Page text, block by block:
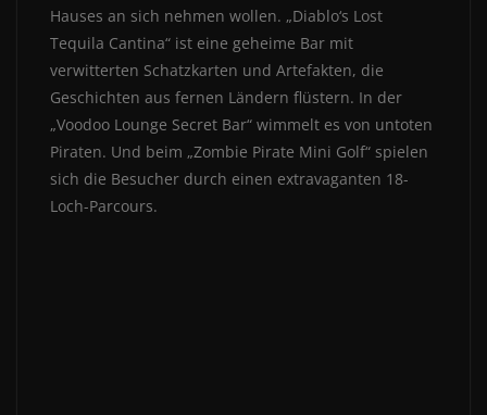
Hauses an sich nehmen wollen. „Diablo‘s Lost
Tequila Cantina“ ist eine geheime Bar mit
verwitterten Schatzkarten und Artefakten, die
Geschichten aus fernen Ländern flüstern. In der
„Voodoo Lounge Secret Bar“ wimmelt es von untoten
Piraten. Und beim „Zombie Pirate Mini Golf“ spielen
sich die Besucher durch einen extravaganten 18-
Loch-Parcours.